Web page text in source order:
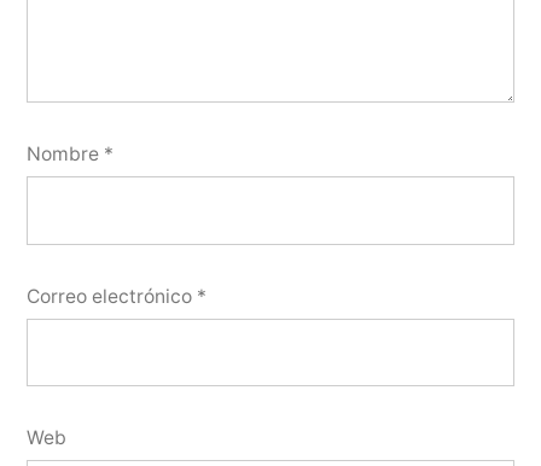
Nombre *
Correo electrónico *
Web